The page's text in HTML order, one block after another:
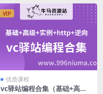
VIP
优质课程
vc驿站编程合集（基础+高级